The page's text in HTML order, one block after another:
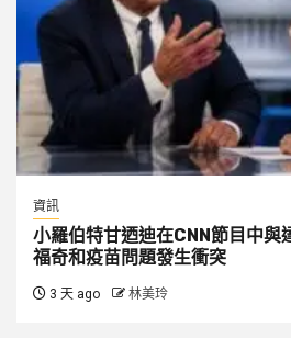
資訊
小羅伯特甘迺迪在CNN節目中與
福奇和疫苗問題發生衝突
3 天 ago 林美玲